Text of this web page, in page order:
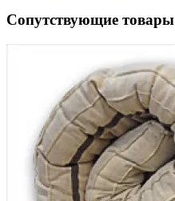
Сопутствующие товары